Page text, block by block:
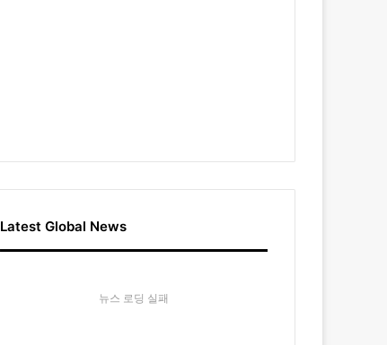
Latest Global News
뉴스 로딩 실패